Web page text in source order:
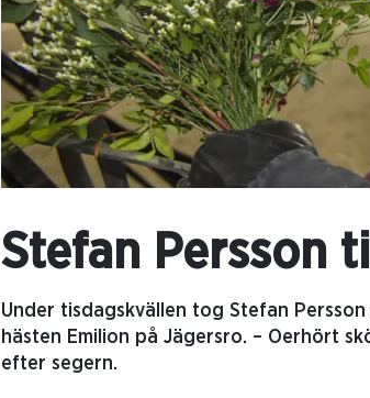
Stefan Persson
Under tisdagskvällen tog Stefan
hästen Emilion på Jägersro. – Oerhört
efter segern.